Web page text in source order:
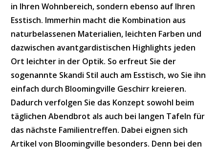
in Ihren Wohnbereich, sondern ebenso auf Ihren
Esstisch. Immerhin macht die Kombination aus
naturbelassenen Materialien, leichten Farben und
dazwischen avantgardistischen Highlights jeden
Ort leichter in der Optik. So erfreut Sie der
sogenannte Skandi Stil auch am Esstisch, wo Sie ihn
einfach durch Bloomingville Geschirr kreieren.
Dadurch verfolgen Sie das Konzept sowohl beim
täglichen Abendbrot als auch bei langen Tafeln für
das nächste Familientreffen. Dabei eignen sich
Artikel von Bloomingville besonders. Denn bei den